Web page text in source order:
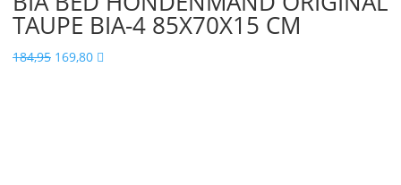
TAUPE BIA-4 85X70X15 CM
184,95 Oorspronkelijke
169,80Huidige
